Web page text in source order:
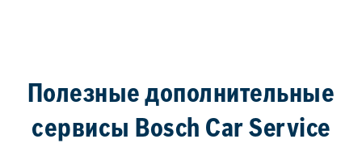
Полезные дополнительные
сервисы Bosch Car Service